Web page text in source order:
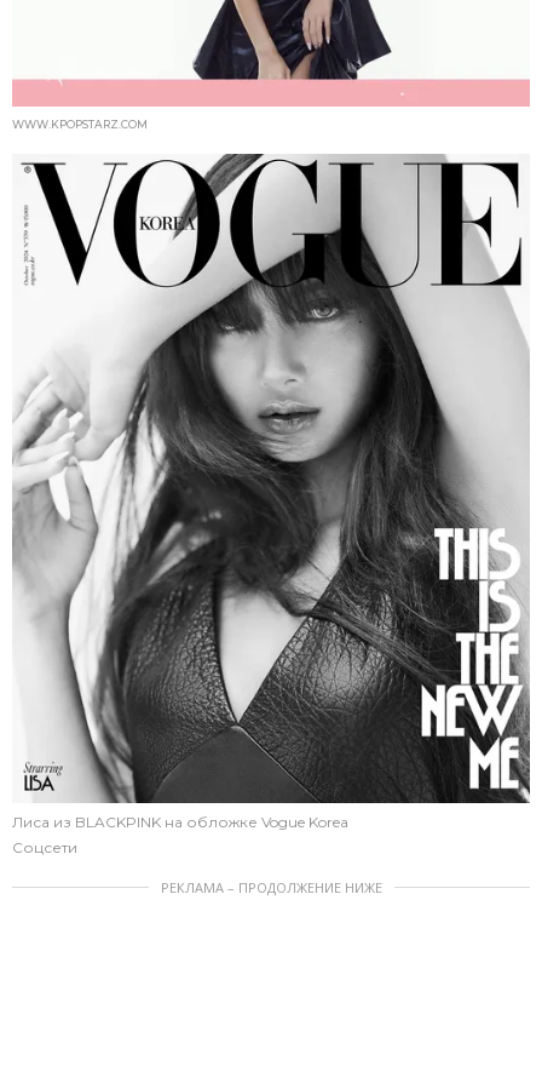
WWW.KPOPSTARZ.COM
Лиса из BLACKPINK на обложке Vogue Korea
Соцсети
РЕКЛАМА – ПРОДОЛЖЕНИЕ НИЖЕ